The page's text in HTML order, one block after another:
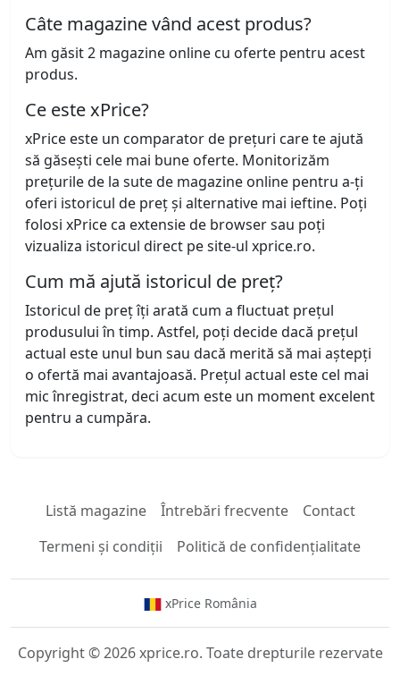
Câte magazine vând acest produs?
Am găsit 2 magazine online cu oferte pentru acest
produs.
Ce este xPrice?
xPrice este un comparator de prețuri care te ajută
să găsești cele mai bune oferte. Monitorizăm
prețurile de la sute de magazine online pentru a-ți
oferi istoricul de preț și alternative mai ieftine. Poți
folosi xPrice ca extensie de browser sau poți
vizualiza istoricul direct pe site-ul xprice.ro.
Cum mă ajută istoricul de preț?
Istoricul de preț îți arată cum a fluctuat prețul
produsului în timp. Astfel, poți decide dacă prețul
actual este unul bun sau dacă merită să mai aștepți
o ofertă mai avantajoasă. Prețul actual este cel mai
mic înregistrat, deci acum este un moment excelent
pentru a cumpăra.
Listă magazine Întrebări frecvente
Contact
Termeni și condiții
Politică de confidențialitate
xPrice România
Copyright © 2026 xprice.ro. Toate drepturile rezervate